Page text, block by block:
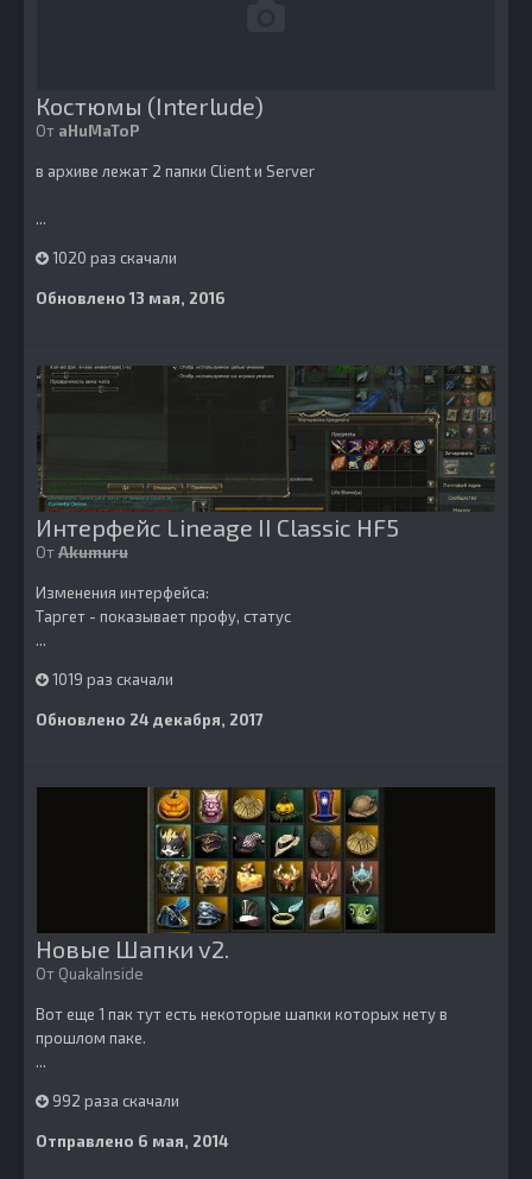
Костюмы (Interlude)
От aHuMaToP
в архиве лежат 2 папки Client и Server
...
1020 раз скачали
Обновлено13 мая, 2016
Интерфейс Lineage II Classic HF5
ОтAkumuru
Изменения интерфейса:
Таргет - показывает профу, статус
...
1019 раз скачали
Обновлено 24 декабря, 2017
Новые Шапки v2.
От QuakaInside
Вот еще 1 пак тут есть некоторые шапки которых нету в
прошлом паке.
...
992 раза скачали
Отправлено 6 мая, 2014